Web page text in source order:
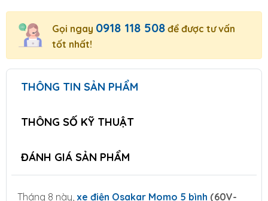
Gọi ngay 0918 118 508 để được tư vấn
tốt nhất!
THÔNG TIN SẢN PHẨM
THÔNG SỐ KỸ THUẬT
ĐÁNH GIÁ SẢN PHẨM
Tháng 8 này, xe điện Osakar Momo 5 bình (60V-